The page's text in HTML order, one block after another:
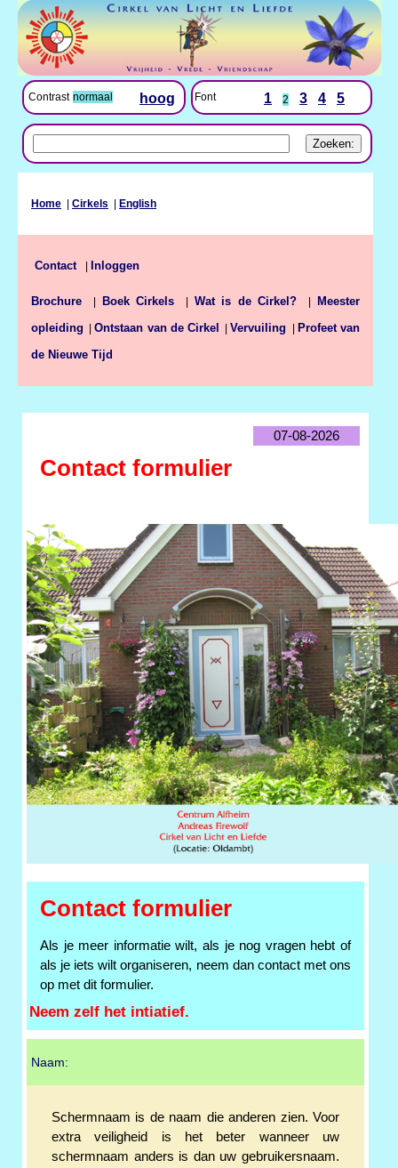
Contrast normaal hoog Font 1 2 3 4 5
Home Cirkels English
Contact Inloggen
Brochure Boek Cirkels Wat is de Cirkel?
Meester
opleiding |Ontstaan van de Cirkel |Vervuiling
Profeet van
de Nieuwe Tijd
07-08-2026
Contact formulier
Contact formulier
Als je meer informatie wilt, als je nog vragen hebt of
als je iets wilt organiseren, neem dan contact met ons
op met dit formulier.
Neem zelf het intiatief.
Naam:
Schermnaam is de naam die anderen zien. Voor
extra veiligheid is het beter wanneer uw
schermnaam anders is dan uw gebruikersnaam.